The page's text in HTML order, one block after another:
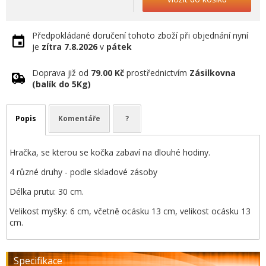
Předpokládané doručení tohoto zboží při objednání nyní
je zítra 7.8.2026 v pátek
Doprava již od 79.00 Kč prostřednictvím Zásilkovna
(balík do 5Kg)
Popis Komentáře ?
Hračka, se kterou se kočka zabaví na dlouhé hodiny.
4 různé druhy - podle skladové zásoby
Délka prutu: 30 cm.
Velikost myšky: 6 cm, včetně ocásku 13 cm, velikost ocásku 13
cm.
Specifikace